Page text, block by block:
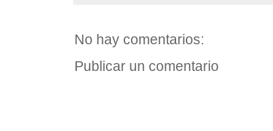
No hay comentarios:
Publicar un comentario